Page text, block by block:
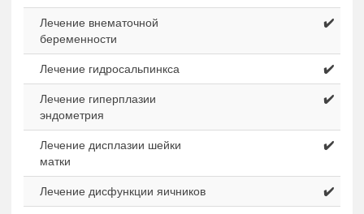
Лечение внематочной
беременности
✔️
Лечение гидросальпинкса ✔️
Лечение гиперплазии
эндометрия
✔️
Лечение дисплазии шейки
матки
✔️
Лечение дисфункции яичников ✔️